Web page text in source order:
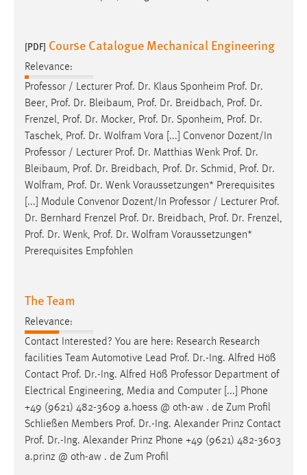
[PDF] Course Catalogue Mechanical Engineering
Relevance:
Professor / Lecturer Prof. Dr. Klaus Sponheim Prof. Dr.
Beer, Prof. Dr. Bleibaum, Prof. Dr. Breidbach, Prof. Dr.
Frenzel, Prof. Dr. Mocker, Prof. Dr. Sponheim, Prof. Dr.
Taschek, Prof. Dr. Wolfram Vora [...] Convenor Dozent/In
Professor / Lecturer Prof. Dr. Matthias Wenk Prof. Dr.
Bleibaum, Prof. Dr. Breidbach, Prof. Dr. Schmid, Prof. Dr.
Wolfram, Prof. Dr. Wenk Voraussetzungen* Prerequisites
[...] Module Convenor Dozent/In Professor / Lecturer Prof.
Dr. Bernhard Frenzel Prof. Dr. Breidbach, Prof. Dr. Frenzel,
Prof. Dr. Wenk, Prof. Dr. Wolfram Voraussetzungen*
Prerequisites Empfohlen
The Team
Relevance:
Contact Interested? You are here: Research Research
facilities Team Automotive Lead Prof. Dr.-Ing. Alfred Höß
Contact Prof. Dr.-Ing. Alfred Höß Professor Department of
Electrical Engineering, Media and Computer [...] Phone
+49 (9621) 482-3609 a.hoess @ oth-aw . de Zum Profil
Schließen Members Prof. Dr.-Ing. Alexander Prinz Contact
Prof. Dr.-Ing. Alexander Prinz Phone +49 (9621) 482-3603
a.prinz @ oth-aw . de Zum Profil